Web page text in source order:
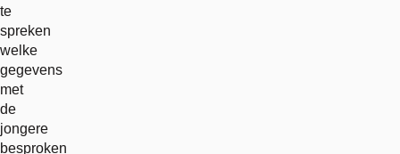
te
spreken
welke
gegevens
met
de
jongere
besproken